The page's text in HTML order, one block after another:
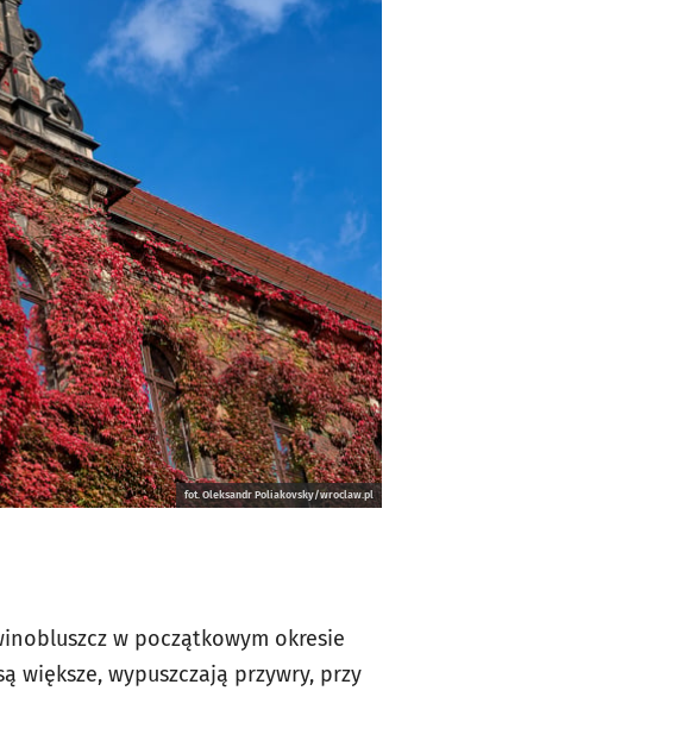
fot. Oleksandr Poliakovsky/wroclaw.pl
inobluszcz w początkowym okresie
większe, wypuszczają przywry, przy